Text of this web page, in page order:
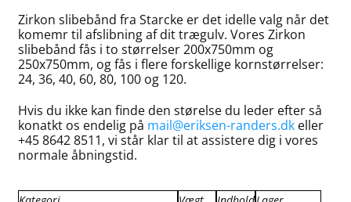
Zirkon slibebånd fra Starcke er det idelle valg når det
komemr til afslibning af dit trægulv. Vores Zirkon
slibebånd fås i to størrelser 200x750mm og
250x750mm, og fås i flere forskellige kornstørrelser:
24, 36, 40, 60, 80, 100 og 120.
Hvis du ikke kan finde den størelse du leder efter så
konatkt os endelig på mail@eriksen-randers.dk eller
+45 8642 8511, vi står klar til at assistere dig i vores
normale åbningstid.